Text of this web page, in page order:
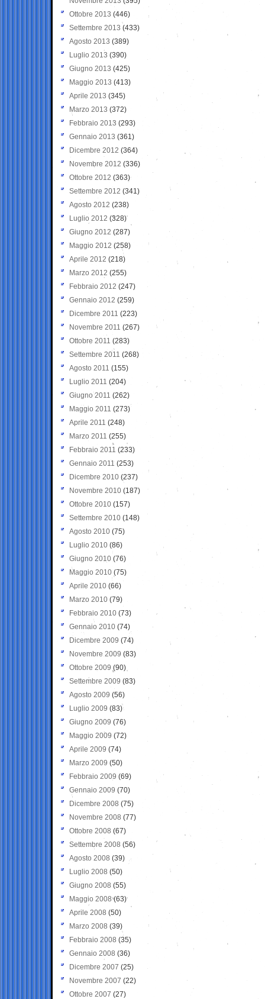
Ottobre 2013 (446)
Settembre 2013 (433)
Agosto 2013 (389)
Luglio 2013 (390)
Giugno 2013 (425)
Maggio 2013 (413)
Aprile 2013 (345)
Marzo 2013 (372)
Febbraio 2013 (293)
Gennaio 2013 (361)
Dicembre 2012 (364)
Novembre 2012 (336)
Ottobre 2012 (363)
Settembre 2012 (341)
Agosto 2012 (238)
Luglio 2012 (328)
Giugno 2012 (287)
Maggio 2012 (258)
Aprile 2012 (218)
Marzo 2012 (255)
Febbraio 2012 (247)
Gennaio 2012 (259)
Dicembre 2011 (223)
Novembre 2011 (267)
Ottobre 2011 (283)
Settembre 2011 (268)
Agosto 2011 (155)
Luglio 2011 (204)
Giugno 2011 (262)
Maggio 2011 (273)
Aprile 2011 (248)
Marzo 2011 (255)
Febbraio 2011 (233)
Gennaio 2011 (253)
Dicembre 2010 (237)
Novembre 2010 (187)
Ottobre 2010 (157)
Settembre 2010 (148)
Agosto 2010 (75)
Luglio 2010 (86)
Giugno 2010 (76)
Maggio 2010 (75)
Aprile 2010 (66)
Marzo 2010 (79)
Febbraio 2010 (73)
Gennaio 2010 (74)
Dicembre 2009 (74)
Novembre 2009 (83)
Ottobre 2009 (90)
Settembre 2009 (83)
Agosto 2009 (56)
Luglio 2009 (83)
Giugno 2009 (76)
Maggio 2009 (72)
Aprile 2009 (74)
Marzo 2009 (50)
Febbraio 2009 (69)
Gennaio 2009 (70)
Dicembre 2008 (75)
Novembre 2008 (77)
Ottobre 2008 (67)
Settembre 2008 (56)
Agosto 2008 (39)
Luglio 2008 (50)
Giugno 2008 (55)
Maggio 2008(63)
Aprile 2008 (50)
Marzo 2008 (39)
Febbraio 2008 (35)
Gennaio 2008 (36)
Dicembre 2007 (25)
Novembre 2007 (22)
Ottobre 2007 (27)